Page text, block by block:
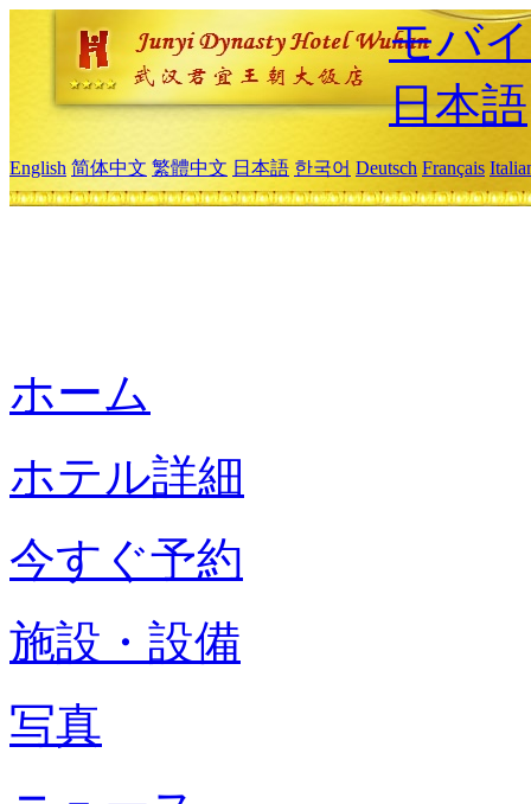
モバ
日本語
English 简体中文 繁體中文 日本語 한국어 Deutsch Français
ホーム
ホテル詳細
今すぐ予約
施設・設備
写真